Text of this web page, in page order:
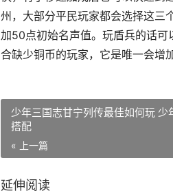
州，大部分平民玩家都会选择这三
加50点初始名声值。玩盾兵的话
合缺少铜币的玩家，它是唯一会增
少年三国志甘宁列传最佳如何玩 少
搭配
« 上一篇
延伸阅读